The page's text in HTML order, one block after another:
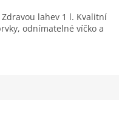
Zdravou lahev 1 l. Kvalitní
odnímatelné víčko a